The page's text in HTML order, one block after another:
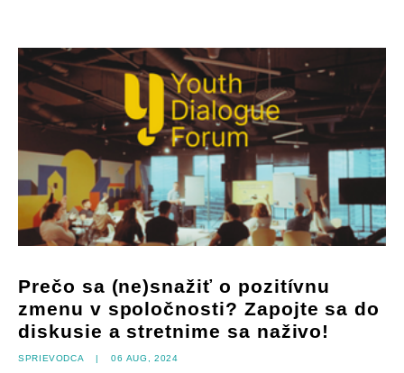
Prečo sa (ne)snažiť o pozitívnu
zmenu v spoločnosti? Zapojte sa do
diskusie a stretnime sa naživo!
Sprievodca | 06 aug, 2024